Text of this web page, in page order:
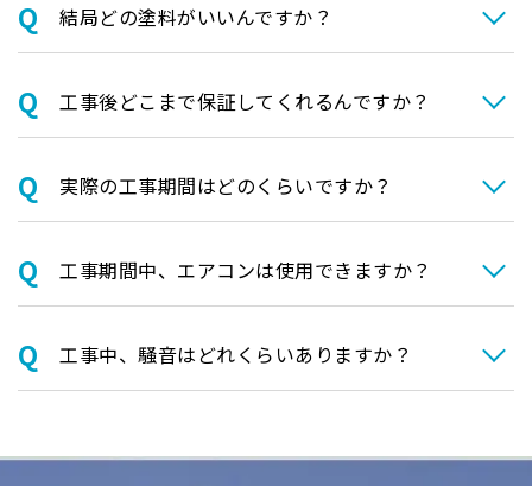
結局どの塗料がいいんですか？
⼯事後どこまで保証してくれるんですか？
実際の⼯事期間はどのくらいですか？
⼯事期間中、エアコンは使⽤できますか？
⼯事中、騒⾳はどれくらいありますか？